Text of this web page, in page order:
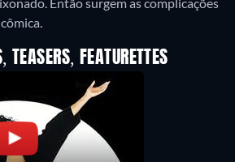
TEASERS, FEATURETTES